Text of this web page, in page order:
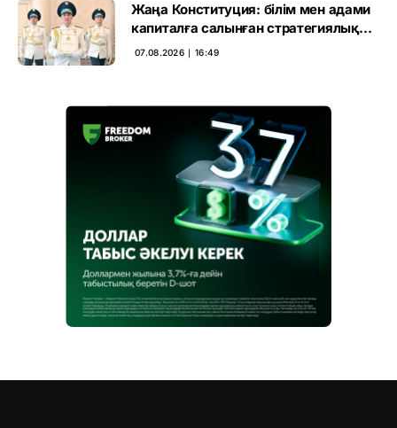
Жаңа Конституция: білім мен адами
капиталға салынған стратегиялық
негіз
07.08.2026 ∣ 16:49